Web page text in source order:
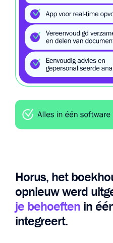
Horus, het
opnieuw werd
je behoeften in
integreert.